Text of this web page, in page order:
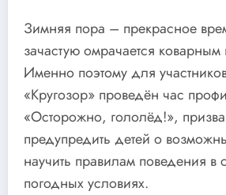
Зимняя пора – прекрасное
зачастую омрачается
Именно поэтому для
«Кругозор» проведён час
«Осторожно, гололёд!»,
предупредить детей о
научить правилам поведения в
погодных условиях.